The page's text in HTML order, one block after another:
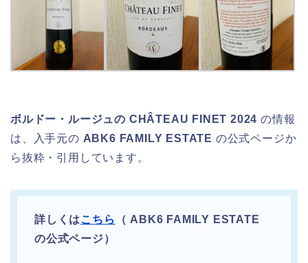
ボルドー・ルージュの CHÂTEAU FINET 2024 の情報
は、入手元の ABK6 FAMILY ESTATE の公式ページか
ら抜粋・引用しています。
詳しくはこちら
（ ABK6 FAMILY ESTATE
の公式ページ）